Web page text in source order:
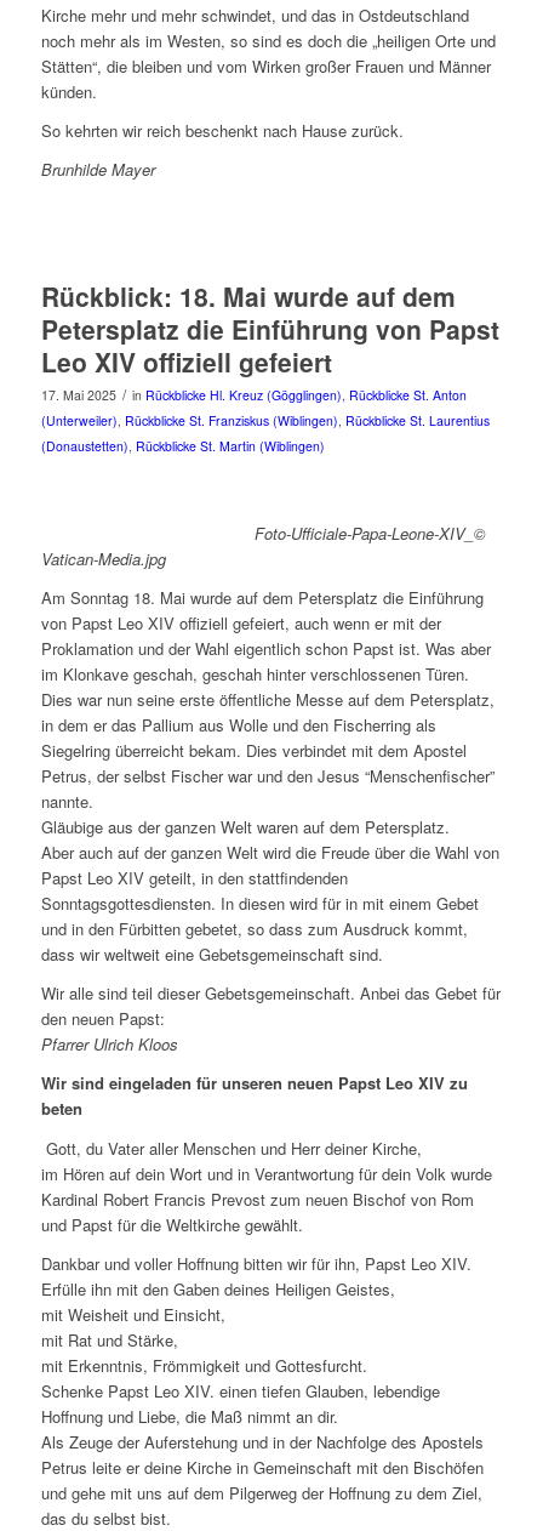
Kirche mehr und mehr schwindet, und das in Ostdeutschland
noch mehr als im Westen, so sind es doch die „heiligen Orte und
Stätten“, die bleiben und vom Wirken großer Frauen und Männer
künden.
So kehrten wir reich beschenkt nach Hause zurück.
Brunhilde Mayer
Rückblick: 18. Mai wurde auf dem
Petersplatz die Einführung von Papst
Leo XIV offiziell gefeiert
17. Mai 2025 / in Rückblicke Hl. Kreuz (Gögglingen), Rückblicke St. Anton
(Unterweiler), Rückblicke St. Franziskus (Wiblingen), Rückblicke St. Laurentius
(Donaustetten), Rückblicke St. Martin (Wiblingen)
Foto-Ufficiale-Papa-Leone-XIV_©
Vatican-Media.jpg
Am Sonntag 18. Mai wurde auf dem Petersplatz die Einführung
von Papst Leo XIV offiziell gefeiert, auch wenn er mit der
Proklamation und der Wahl eigentlich schon Papst ist. Was aber
im Klonkave geschah, geschah hinter verschlossenen Türen.
Dies war nun seine erste öffentliche Messe auf dem Petersplatz,
in dem er das Pallium aus Wolle und den Fischerring als
Siegelring überreicht bekam. Dies verbindet mit dem Apostel
Petrus, der selbst Fischer war und den Jesus “Menschenfischer”
nannte.
Gläubige aus der ganzen Welt waren auf dem Petersplatz.
Aber auch auf der ganzen Welt wird die Freude über die Wahl von
Papst Leo XIV geteilt, in den stattfindenden
Sonntagsgottesdiensten. In diesen wird für in mit einem Gebet
und in den Fürbitten gebetet, so dass zum Ausdruck kommt,
dass wir weltweit eine Gebetsgemeinschaft sind.
Wir alle sind teil dieser Gebetsgemeinschaft. Anbei das Gebet für
den neuen Papst:
Pfarrer Ulrich Kloos
Wir sind eingeladen für unseren neuen Papst Leo XIV zu
beten
Gott, du Vater aller Menschen und Herr deiner Kirche,
im Hören auf dein Wort und in Verantwortung für dein Volk wurde
Kardinal Robert Francis Prevost zum neuen Bischof von Rom
und Papst für die Weltkirche gewählt.
Dankbar und voller Hoffnung bitten wir für ihn, Papst Leo XIV.
Erfülle ihn mit den Gaben deines Heiligen Geistes,
mit Weisheit und Einsicht,
mit Rat und Stärke,
mit Erkenntnis, Frömmigkeit und Gottesfurcht.
Schenke Papst Leo XIV. einen tiefen Glauben, lebendige
Hoffnung und Liebe, die Maß nimmt an dir.
Als Zeuge der Auferstehung und in der Nachfolge des Apostels
Petrus leite er deine Kirche in Gemeinschaft mit den Bischöfen
und gehe mit uns auf dem Pilgerweg der Hoffnung zu dem Ziel,
das du selbst bist.